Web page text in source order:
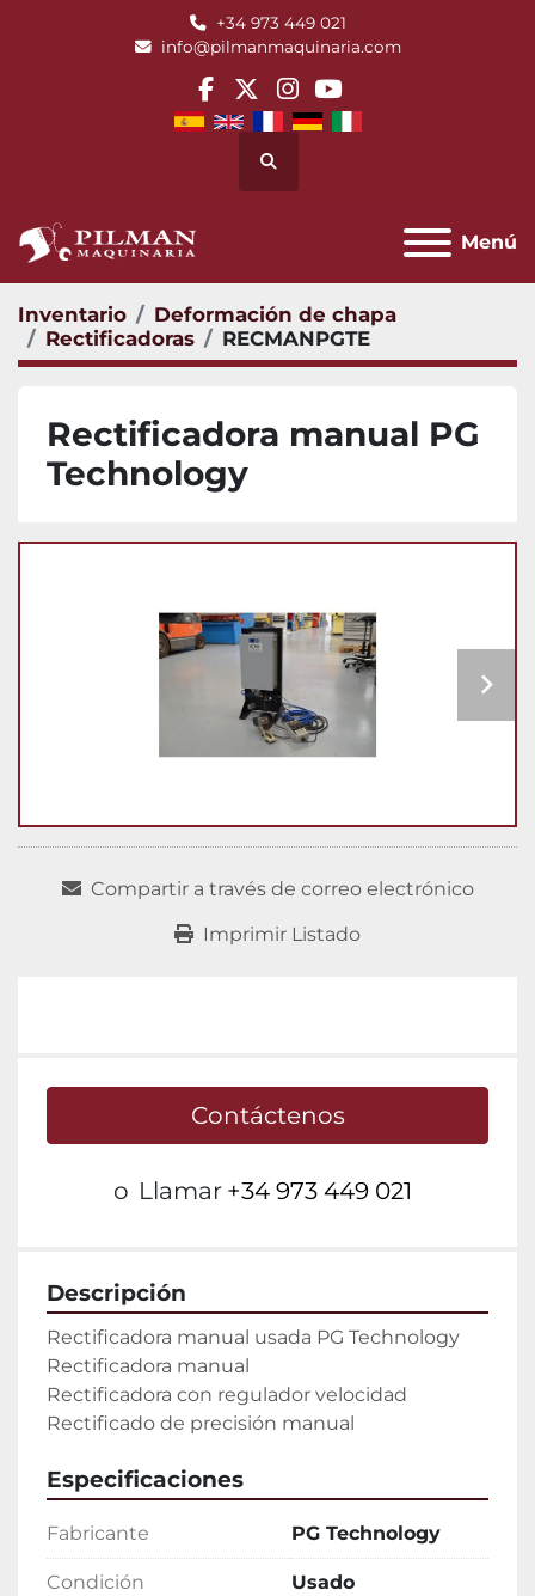
+34 973 449 021
info@pilmanmaquinaria.com
facebook
twitterinstagram
youtube
Buscar
Menú
Inventario
Deformación de chapa
Rectificadoras
RECMANPGTE
Rectificadora manual PG
Technology
Compartir a través de correo electrónico
Imprimir Listado
Contáctenos
o Llamar +34 973 449 021
Descripción
Rectificadora manual usada PG Technology
Rectificadora manual
Rectificadora con regulador velocidad
Rectificado de precisión manual
Especificaciones
Fabricante PG Technology
Condición Usado